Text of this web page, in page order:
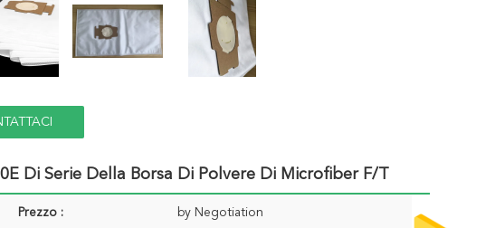
Di Serie Della Borsa Di Polvere Di Microfiber F/T
Prezzo : by Negotiation